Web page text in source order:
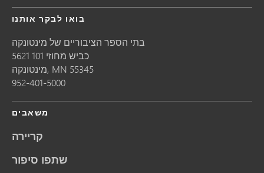
בואו לבקר אותנו
בתי הספר הציבוריים של מינטונקה
5621 כביש מחוזי 101
מינטונקה, MN 55345
952-401-5000
משאבים
קריירה
שתפו סיפור